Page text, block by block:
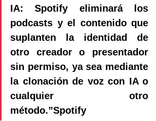
IA: Spotify eliminará los
podcasts y el contenido que
suplanten la identidad de
otro creador o presentador
sin permiso, ya sea mediante
la clonación de voz con IA o
cualquier otro
método.”Spotify